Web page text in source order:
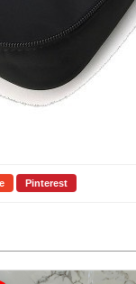
Pinterest